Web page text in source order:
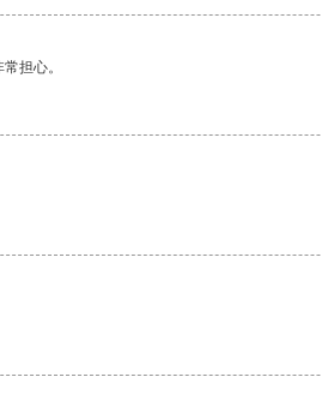
担心。